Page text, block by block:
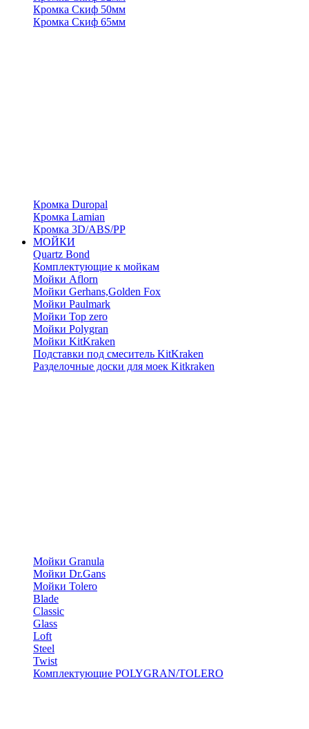
Кромка Скиф 50мм
Кромка Скиф 65мм
Кромка Duropal
Кромка Lamian
Кромка 3D/ABS/PP
МОЙКИ
Quartz Bond
Комплектующие к мойкам
Мойки Aflorn
Мойки Gerhans,Golden Fox
Мойки Paulmark
Мойки Top zero
Мойки Polygran
Мойки KitKraken
Подставки под смеситель KitKraken
Разделочные доски для моек Kitkraken
Мойки Granula
Мойки Dr.Gans
Мойки Tolero
Blade
Classic
Glass
Loft
Steel
Twist
Комплектующие POLYGRAN/TOLERO